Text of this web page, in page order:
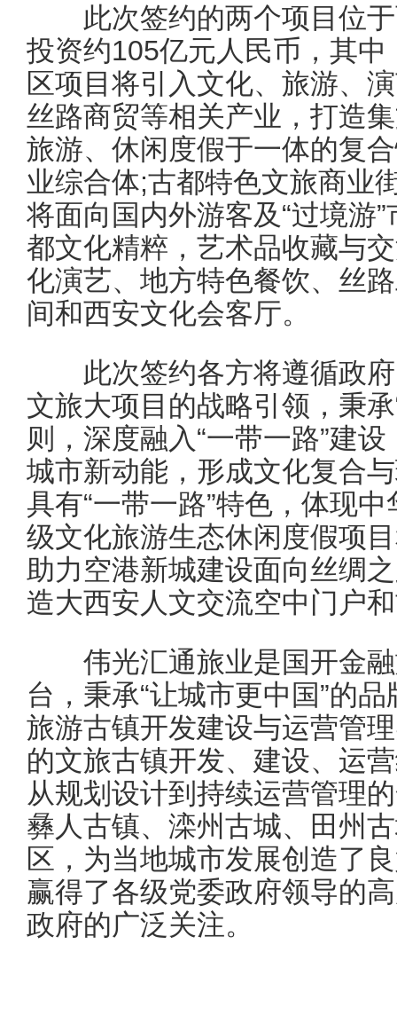
此次签约的两个项目位于
投资约105亿元人民币，其
区项目将引入文化、旅游、
丝路商贸等相关产业，打造
旅游、休闲度假于一体的复
业综合体;古都特色文旅商业
将面向国内外游客及“过境游
都文化精粹，艺术品收藏与
化演艺、地方特色餐饮、丝
间和西安文化会客厅。
此次签约各方将遵循政府
文旅大项目的战略引领，秉
则，深度融入“一带一路”建设
城市新动能，形成文化复合
具有“一带一路”特色，体现
级文化旅游生态休闲度假项
助力空港新城建设面向丝绸
造大西安人文交流空中门户
伟光汇通旅业是国开金融
台，秉承“让城市更中国”的
旅游古镇开发建设与运营管
的文旅古镇开发、建设、运
从规划设计到持续运营管理
彝人古镇、滦州古城、田州
区，为当地城市发展创造了
赢得了各级党委政府领导的
政府的广泛关注。